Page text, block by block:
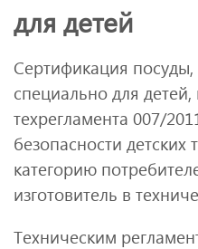
для детей
Сертификация посуды,
специально для
техрегламента 007/
безопасности детских
категорию
изготовитель в
Техническим